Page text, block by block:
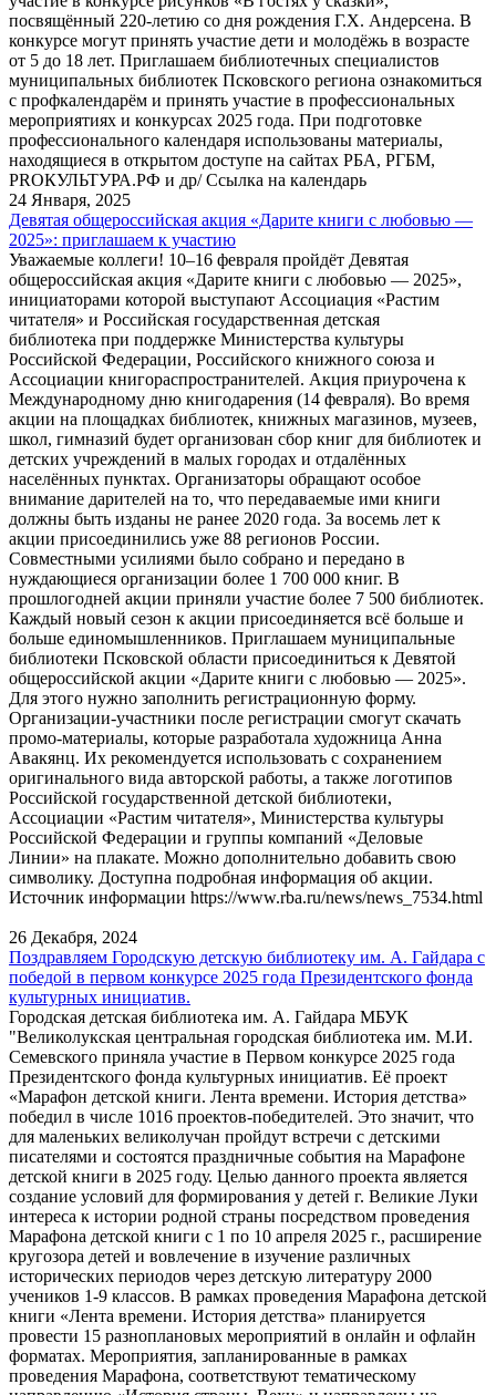
посвящённый 220-летию со дня рождения Г.Х. Андерсена. В
конкурсе могут принять участие дети и молодёжь в возрасте
от 5 до 18 лет. Приглашаем библиотечных специалистов
муниципальных библиотек Псковского региона ознакомиться
с профкалендарём и принять участие в профессиональных
мероприятиях и конкурсах 2025 года. При подготовке
профессионального календаря использованы материалы,
находящиеся в открытом доступе на сайтах РБА, РГБМ,
PROКУЛЬТУРА.РФ и др/ Ссылка на календарь
24 Января, 2025
Девятая общероссийская акция «Дарите книги с любовью —
2025»: приглашаем к участию
Уважаемые коллеги! 10–16 февраля пройдёт Девятая
общероссийская акция «Дарите книги с любовью — 2025»,
инициаторами которой выступают Ассоциация «Растим
читателя» и Российская государственная детская
библиотека при поддержке Министерства культуры
Российской Федерации, Российского книжного союза и
Ассоциации книгораспространителей. Акция приурочена к
Международному дню книгодарения (14 февраля). Во время
акции на площадках библиотек, книжных магазинов, музеев,
школ, гимназий будет организован сбор книг для библиотек и
детских учреждений в малых городах и отдалённых
населённых пунктах. Организаторы обращают особое
внимание дарителей на то, что передаваемые ими книги
должны быть изданы не ранее 2020 года. За восемь лет к
акции присоединились уже 88 регионов России.
Совместными усилиями было собрано и передано в
нуждающиеся организации более 1 700 000 книг. В
прошлогодней акции приняли участие более 7 500 библиотек.
Каждый новый сезон к акции присоединяется всё больше и
больше единомышленников. Приглашаем муниципальные
библиотеки Псковской области присоединиться к Девятой
общероссийской акции «Дарите книги с любовью — 2025».
Для этого нужно заполнить регистрационную форму.
Организации-участники после регистрации смогут скачать
промо-материалы, которые разработала художница Анна
Авакянц. Их рекомендуется использовать с сохранением
оригинального вида авторской работы, а также логотипов
Российской государственной детской библиотеки,
Ассоциации «Растим читателя», Министерства культуры
Российской Федерации и группы компаний «Деловые
Линии» на плакате. Можно дополнительно добавить свою
символику. Доступна подробная информация об акции.
Источник информации https://www.rba.ru/news/news_7534.html
26 Декабря, 2024
Поздравляем Городскую детскую библиотеку им. А. Гайдара с
победой в первом конкурсе 2025 года Президентского фонда
культурных инициатив.
Городская детская библиотека им. А. Гайдара МБУК
"Великолукская центральная городская библиотека им. М.И.
Семевского приняла участие в Первом конкурсе 2025 года
Президентского фонда культурных инициатив. Её проект
«Марафон детской книги. Лента времени. История детства»
победил в числе 1016 проектов-победителей. Это значит, что
для маленьких великолучан пройдут встречи с детскими
писателями и состоятся праздничные события на Марафоне
детской книги в 2025 году. Целью данного проекта является
создание условий для формирования у детей г. Великие Луки
интереса к истории родной страны посредством проведения
Марафона детской книги с 1 по 10 апреля 2025 г., расширение
кругозора детей и вовлечение в изучение различных
исторических периодов через детскую литературу 2000
учеников 1-9 классов. В рамках проведения Марафона детской
книги «Лента времени. История детства» планируется
провести 15 разноплановых мероприятий в онлайн и офлайн
форматах. Мероприятия, запланированные в рамках
проведения Марафона, соответствуют тематическому